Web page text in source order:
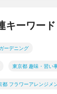
キーワード
ーデニング
東京都 趣味・習い
都 フラワーアレンジメ